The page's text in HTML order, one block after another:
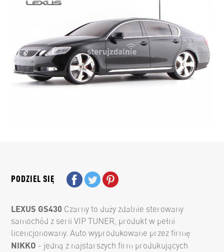
PODZIEL SIĘ
LEXUS GS430 Czarny to duży zdalnie sterowany
samochód z serii VIP TUNER, produkt w pełni
licencjonowany. Auto wyprodukowane przez firmę
NIKKO - jedną z najstarszych firm produkujących